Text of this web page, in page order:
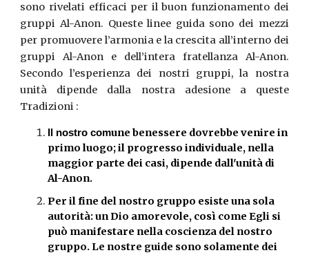
sono rivelati efficaci per il buon funzionamento dei
gruppi Al-Anon. Queste linee guida sono dei mezzi
per promuovere l’armonia e la crescita all’interno dei
gruppi Al-Anon e dell’intera fratellanza Al-Anon.
Secondo l’esperienza dei nostri gruppi, la nostra
unità dipende dalla nostra adesione a queste
Tradizioni :
Il nostro comune benessere dovrebbe venire in
primo luogo; il progresso individuale, nella
maggior parte dei casi, dipende dall'unità di
Al-Anon.
Per il fine del nostro gruppo esiste una sola
autorità: un Dio amorevole, così come Egli si
può manifestare nella coscienza del nostro
gruppo. Le nostre guide sono solamente dei